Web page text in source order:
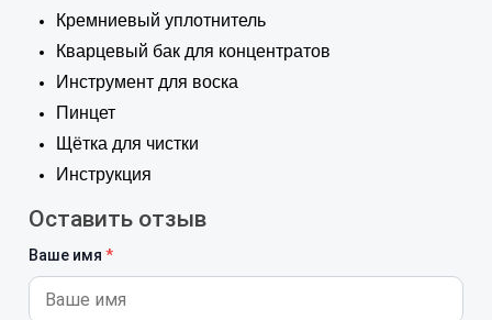
Кремниевый уплотнитель
Кварцевый бак для концентратов
Инструмент для воска
Пинцет
Щётка для чистки
Инструкция
Оставить отзыв
Ваше имя